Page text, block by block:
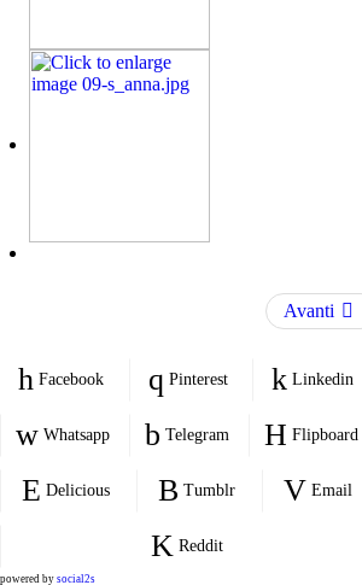
Avanti
Facebook Pinterest Linkedin
Whatsapp Telegram Flipboard
Delicious Tumblr Email
Reddit
powered by social2s